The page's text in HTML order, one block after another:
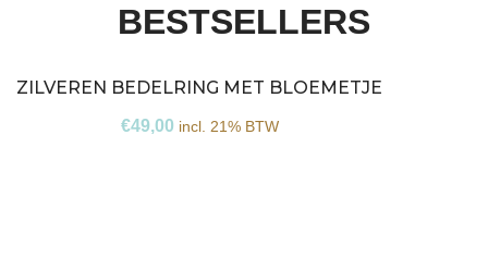
BESTSELLERS
ZILVEREN BEDELRING MET BLOEMETJE
€49,00 incl. 21% BTW